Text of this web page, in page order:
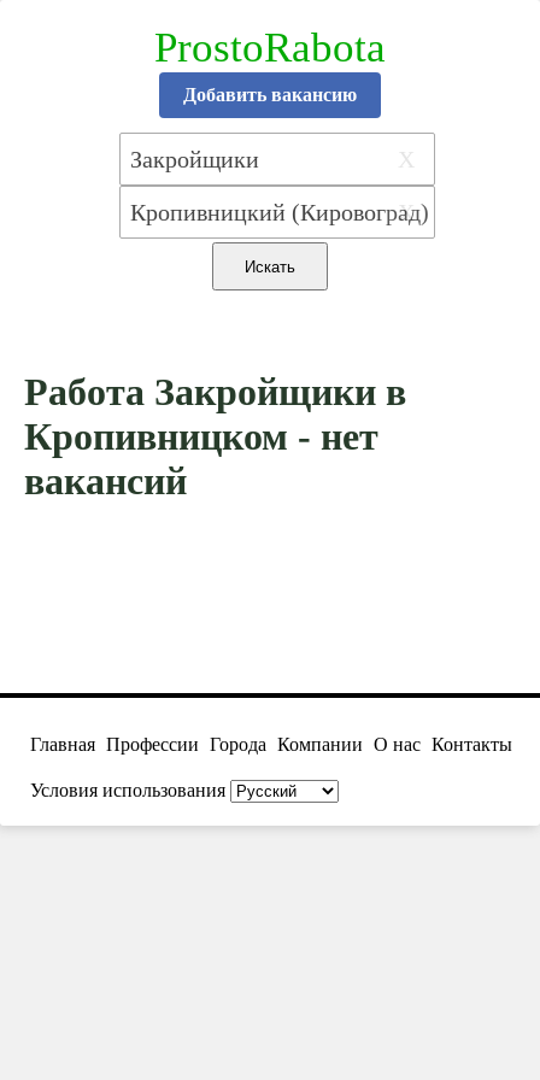
ProstoRabota
Добавить вакансию
X
X
Работа Закройщики в
Кропивницком - нет
вакансий
Главная Профессии Города Компании О нас Контакты
Условия использования